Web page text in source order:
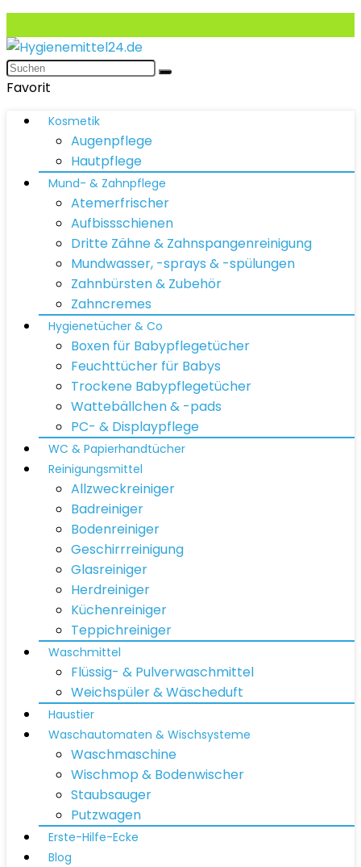
Favorit
Kosmetik
Augenpflege
Hautpflege
Mund- & Zahnpflege
Atemerfrischer
Aufbissschienen
Dritte Zähne & Zahnspangenreinigung
Mundwasser, -sprays & -spülungen
Zahnbürsten & Zubehör
Zahncremes
Hygienetücher & Co
Boxen für Babypflegetücher
Feuchttücher für Babys
Trockene Babypflegetücher
Wattebällchen & -pads
PC- & Displaypflege
WC & Papierhandtücher
Reinigungsmittel
Allzweckreiniger
Badreiniger
Bodenreiniger
Geschirrreinigung
Glasreiniger
Herdreiniger
Küchenreiniger
Teppichreiniger
Waschmittel
Flüssig- & Pulverwaschmittel
Weichspüler & Wäscheduft
Haustier
Waschautomaten & Wischsysteme
Waschmaschine
Wischmop & Bodenwischer
Staubsauger
Putzwagen
Erste-Hilfe-Ecke
Blog